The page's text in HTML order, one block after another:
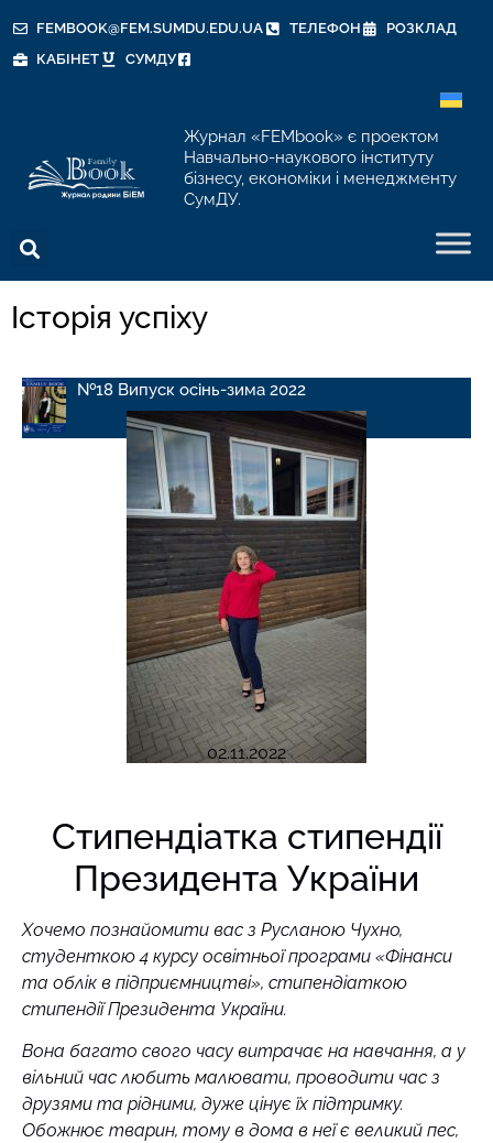
FEMBOOK@FEM.SUMDU.EDU.UA ТЕЛЕФОН
РОЗКЛАД
КАБІНЕТ
СУМДУ
Журнал «FEMbook» є проектом
Навчально-наукового інституту
бізнесу, економіки і менеджменту
СумДУ.
Історія успіху
№18 Випуск осінь-зима 2022
02.11.2022
Стипендіатка стипендії
Президента України
Хочемо познайомити вас з Русланою Чухно,
студенткою 4 курсу освітньої програми «Фінанси
та облік в підприємництві», стипендіаткою
стипендії Президента України.
Вона багато свого часу витрачає на навчання, а у
вільний час любить малювати, проводити час з
друзями та рідними, дуже цінує їх підтримку.
Обожнює тварин, тому в дома в неї є великий пес,